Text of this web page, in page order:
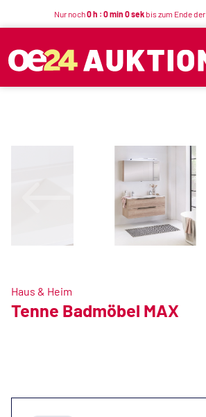
Nur noch0 h : 0 min 0 sekbis zum Ende der
Haus & Heim
Tenne Badmöbel MAX